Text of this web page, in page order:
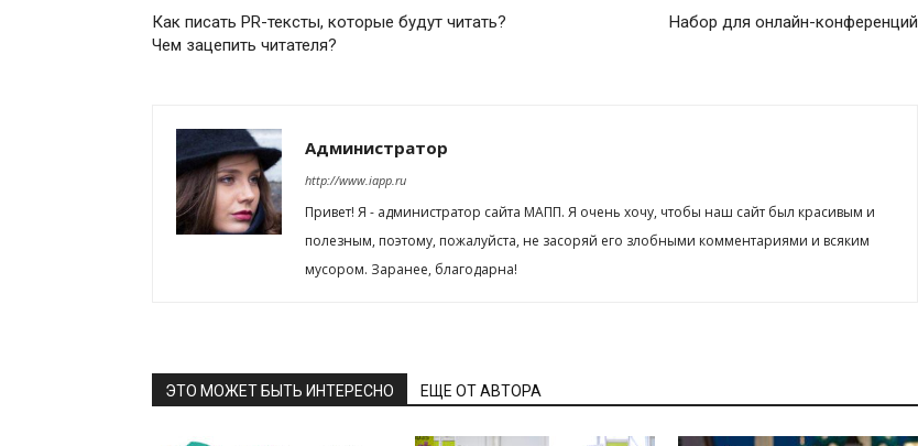
Как писать PR-тексты, которые будут читать?
Чем зацепить читателя?
Набор для онлайн-конференций
Администратор
http://www.iapp.ru
Привет! Я - администратор сайта МАПП. Я очень хочу, чтобы наш сайт был красивым и
полезным, поэтому, пожалуйста, не засоряй его злобными комментариями и всяким
мусором. Заранее, благодарна!
ЭТО МОЖЕТ БЫТЬ ИНТЕРЕСНО ЕЩЕ ОТ АВТОРА